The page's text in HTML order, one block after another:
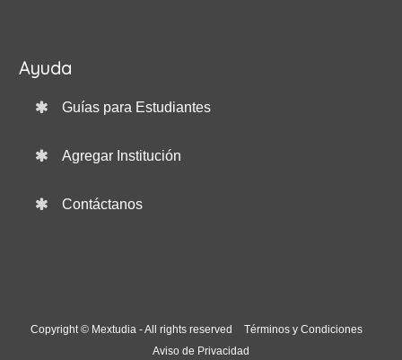
Ayuda
Guías para Estudiantes
Agregar Institución
Contáctanos
Copyright © Mextudia - All rights reserved
Términos y Condiciones
Aviso de Privacidad